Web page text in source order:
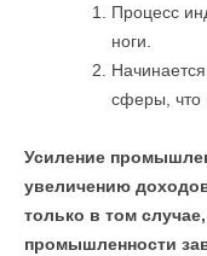
Процесс
ноги.
сферы, что
Усиление
увеличению
только в том
промышленности